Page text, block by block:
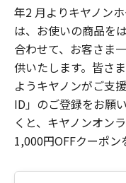
年2 月よりキヤノン
は、お使いの商品を
合わせて、お客さま
供いたします。皆さ
ようキヤノンがご支
ID」のご登録をお願
くと、キヤノンオン
1,000円OFFクーポン